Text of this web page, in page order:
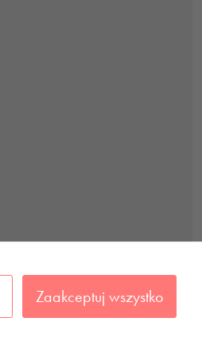
Zaakceptuj wszystko